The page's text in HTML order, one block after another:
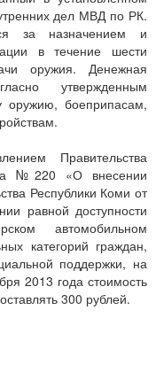
дел МВД по РК.
за назначением и
в течение шести
оружия. Денежная
утвержденным
оружию, боеприпасам,
Правительства
№220 «О внесении
Республики Коми от
равной доступности
автомобильном
категорий граждан,
поддержки, на
2013 года стоимость
300 рублей.